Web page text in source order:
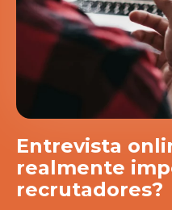
Entrevista
realmente
recrutadores?